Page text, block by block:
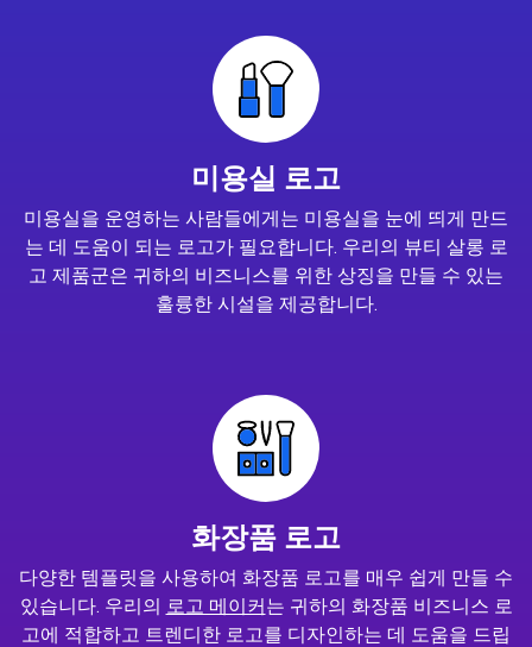
미용실 로고
미용실을 운영하는 사람들에게는 미용실을 눈에 띄게 만드
는 데 도움이 되는 로고가 필요합니다. 우리의 뷰티 살롱 로
고 제품군은 귀하의 비즈니스를 위한 상징을 만들 수 있는
훌륭한 시설을 제공합니다.
화장품 로고
다양한 템플릿을 사용하여 화장품 로고를 매우 쉽게 만들 수
있습니다. 우리의 로고 메이커는 귀하의 화장품 비즈니스 로
고에 적합하고 트렌디한 로고를 디자인하는 데 도움을 드립